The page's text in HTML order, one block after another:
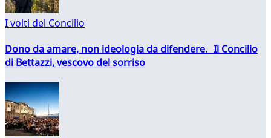
I volti del Concilio
Dono da amare, non ideologia da difendere. Il Concilio
di Bettazzi, vescovo del sorriso